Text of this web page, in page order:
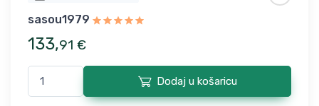
sasou1979
133,91 €
Dodaj u košaricu